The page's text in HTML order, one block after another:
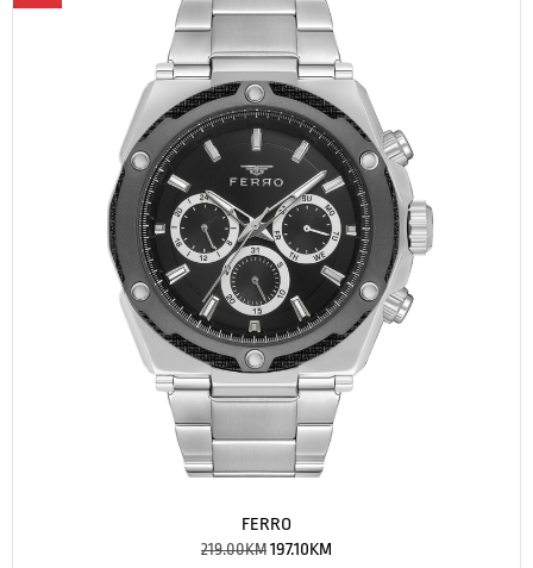
FERRO
219.00KM197.10KM